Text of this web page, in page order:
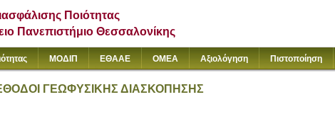
Ποιότητας
Πανεπιστήμιο Θεσσαλονίκης
ΜΟΔΙΠ ΕΘΑΑΕ ΟΜΕΑ Αξιολόγηση Πιστοποίηση
ΓΕΩΦΥΣΙΚΗΣ ΔΙΑΣΚΟΠΗΣΗΣ